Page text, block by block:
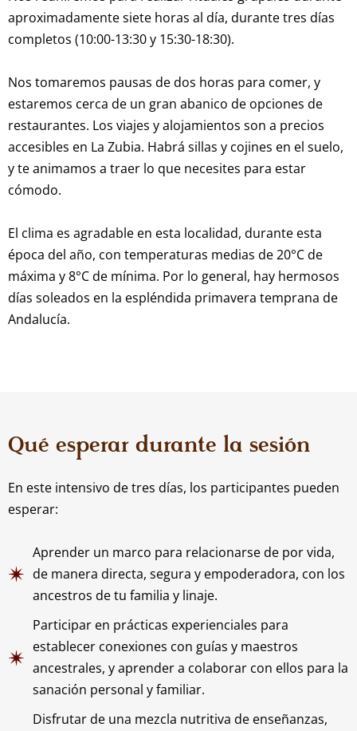
aproximadamente siete horas al día, durante tres días
completos (10:00-13:30 y 15:30-18:30).
Nos tomaremos pausas de dos horas para comer, y
estaremos cerca de un gran abanico de opciones de
restaurantes. Los viajes y alojamientos son a precios
accesibles en La Zubia. Habrá sillas y cojines en el suelo,
y te animamos a traer lo que necesites para estar
cómodo.
El clima es agradable en esta localidad, durante esta
época del año, con temperaturas medias de 20°C de
máxima y 8°C de mínima. Por lo general, hay hermosos
días soleados en la espléndida primavera temprana de
Andalucía.
Qué esperar durante la sesión
En este intensivo de tres días, los participantes pueden
esperar:
Aprender un marco para relacionarse de por vida,
de manera directa, segura y empoderadora, con los
ancestros de tu familia y linaje.
Participar en prácticas experienciales para
establecer conexiones con guías y maestros
ancestrales, y aprender a colaborar con ellos para la
sanación personal y familiar.
Disfrutar de una mezcla nutritiva de enseñanzas,